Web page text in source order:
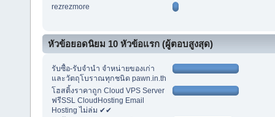
rezrezmore
หัวข้อยอดนิยม 10 หัวข้อแรก (ผู้ตอบสูงสุด)
รับซื้อ-รับจำนำ จำหน่ายของเก่า
และวัตถุโบราณทุกชนิด pawn.in.th
โฮสติ้งราคาถูก Cloud VPS Server
ฟรีSSL CloudHosting Email
Hosting ไม่ล่ม ✔✔